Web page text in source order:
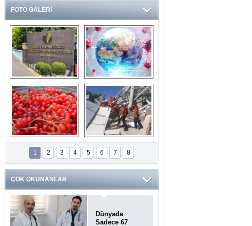
FOTO GALERİ
Ve burası da bir
devlet hastanesi
14 soruda
Koronavirüs
hakkında kendinizi
test edin...
Gilaburu meyvesi
kanserden koruyor
Endonezya’daki
deprem: Ölü sayısı
bin 203'e yükseldi
1 2 3 4 5 6 7 8
ÇOK OKUNANLAR
Dünyada
Sadece 67